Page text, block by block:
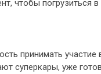
чтобы погрузиться
принимать участие
суперкары, уже